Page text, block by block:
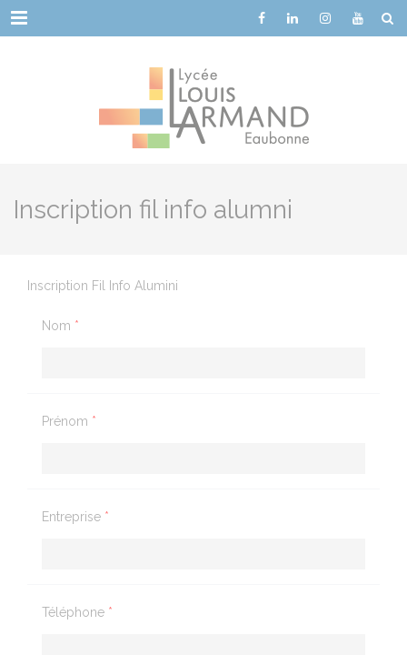
Menu
Inscription fil info alumni
Inscription Fil Info Alumini
Nom *
Prénom *
Entreprise *
Téléphone *
Cookies management panel